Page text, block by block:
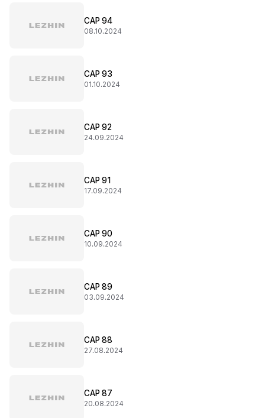
CAP 94
08.10.2024
CAP 93
01.10.2024
CAP 92
24.09.2024
CAP 91
17.09.2024
CAP 90
10.09.2024
CAP 89
03.09.2024
CAP 88
27.08.2024
CAP 87
20.08.2024